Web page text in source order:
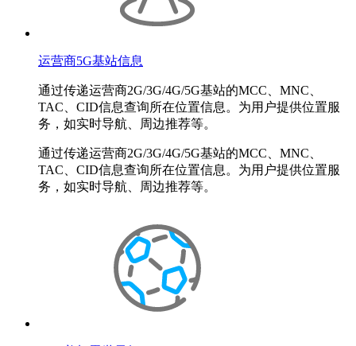
运营商5G基站信息
通过传递运营商2G/3G/4G/5G基站的MCC、MNC、
TAC、CID信息查询所在位置信息。为用户提供位置服
务，如实时导航、周边推荐等。
通过传递运营商2G/3G/4G/5G基站的MCC、MNC、
TAC、CID信息查询所在位置信息。为用户提供位置服
务，如实时导航、周边推荐等。